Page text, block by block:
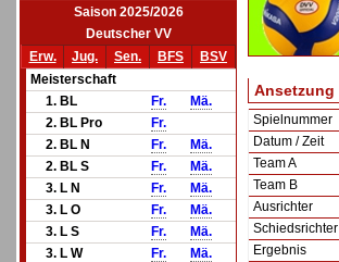
Saison 2025/2026
Deutscher VV
Erw.
Jug. Sen. BFS
BSV
Meisterschaft
1. BL
Fr.
Mä.
2. BL Pro
Fr.
2. BL N
Fr.
Mä.
2. BL S
Fr.
Mä.
3. L N
Fr.
Mä.
3. L O
Fr.
Mä.
3. L S
Fr.
Mä.
3. L W
Fr.
Mä.
Ansetzung
Spielnummer
Datum / Zeit
Team A
Team B
Ausrichter
Schiedsrichter
Ergebnis